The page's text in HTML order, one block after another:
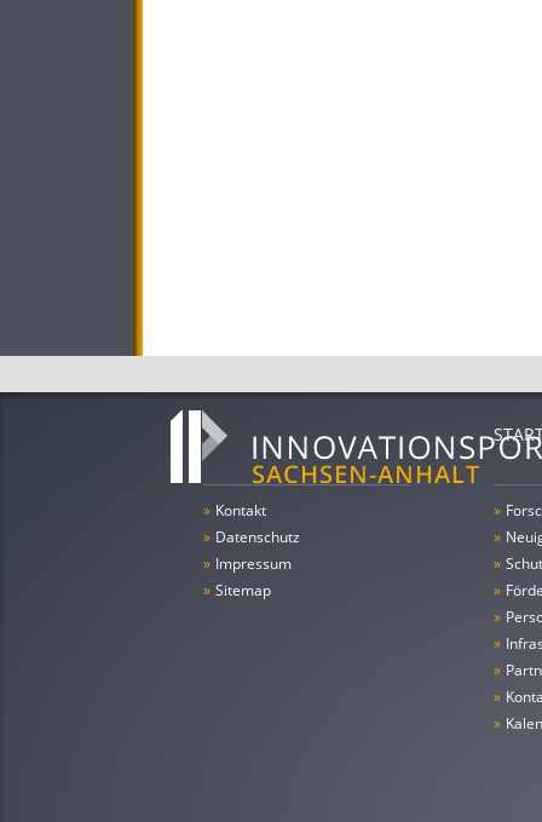
» Kontakt
» Datenschutz
» Impressum
» Sitemap
»
»
»
»
»
»
»
»
»